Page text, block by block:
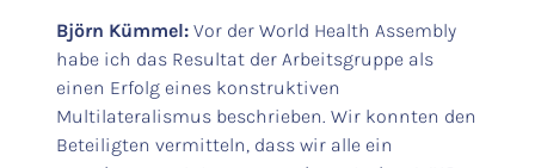
Björn Kümmel:Vor der World Health Assembly
habe ich das Resultat der Arbeitsgruppe als
einen Erfolg eines konstruktiven
Multilateralismus beschrieben. Wir konnten den
Beteiligten vermitteln, dass wir alle ein